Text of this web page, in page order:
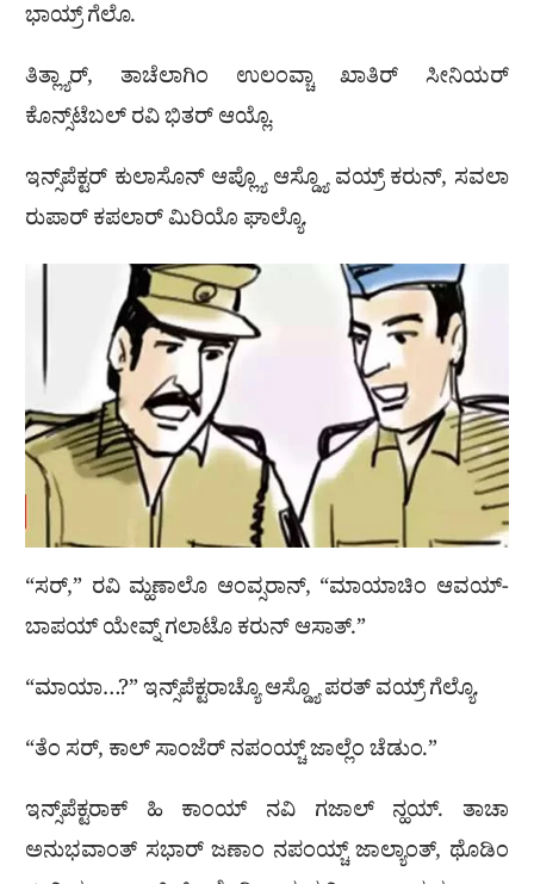
ಭಾಯ್ರ್ ಗೆಲೊ.
ತಿತ್ಲ್ಯಾರ್, ತಾಚೆಲಾಗಿಂ ಉಲಂವ್ಚಾ ಖಾತಿರ್ ಸೀನಿಯರ್
ಕೊನ್ಸ್‌ಟೆಬಲ್ ರವಿ ಭಿತರ್ ಆಯ್ಲೊ.
ಇನ್ಸ್‌ಪೆಕ್ಟರ್ ಕುಲಾಸೊನ್ ಆಪ್ಲ್ಯೊ ಆಸ್ಡ್ಯೊ ವಯ್ರ್ ಕರುನ್‌, ಸವಲಾ
ರುಪಾರ್ ಕಪಲಾರ್ ಮಿರಿಯೊ ಘಾಲ್ಯೊ.
“ಸರ್,” ರವಿ ಮ್ಹಣಾಲೊ ಆಂವ್ಸರಾನ್, “ಮಾಯಾಚಿಂ ಆವಯ್-
ಬಾಪಯ್ ಯೇವ್ನ್ ಗಲಾಟೊ ಕರುನ್ ಆಸಾತ್.”
“ಮಾಯಾ…?” ಇನ್ಸ್‌ಪೆಕ್ಟರಾಚ್ಯೊ ಆಸ್ಡ್ಯೊ ಪರತ್ ವಯ್ರ್ ಗೆಲ್ಯೊ.
“ತೆಂ ಸರ್, ಕಾಲ್ ಸಾಂಜೆರ್ ನಪಂಯ್ಚ್ ಜಾಲ್ಲೆಂ ಚೆಡುಂ.”
ಇನ್ಸ್‌ಪೆಕ್ಟರಾಕ್ ಹಿ ಕಾಂಯ್ ನವಿ ಗಜಾಲ್ ನ್ಹಯ್. ತಾಚಾ
ಅನುಭವಾಂತ್ ಸಭಾರ್ ಜಣಾಂ ನಪಂಯ್ಚ್ ಜಾಲ್ಯಾಂತ್, ಥೊಡಿಂ